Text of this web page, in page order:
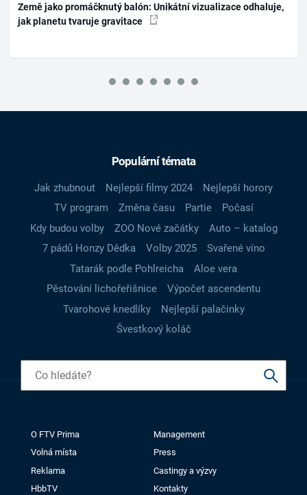
Země jako promáčknutý balón: Unikátní vizualizace odhaluje,
jak planetu tvaruje gravitace
Populární témata
Jak zhubnout Nejlepší filmy 2024
Nejlepší horory
TV program
Změna času Partie
Počasí
Kdy budou volby
ZOO Nové začátky
Auto – katalog
7 pádů Honzy Dědka
Volby 2025
Svařené víno
Tatarák podle Pohlreicha
Aloe vera
Pěstování lichořeřišnice
Výpočet ascendentu
Tvarohové knedlíky
Nejlepší palačinky
Švestkový koláč
O FTV Prima
Management
Volná místa
Press
Reklama
Castingy a výzvy
HbbTV
Kontakty